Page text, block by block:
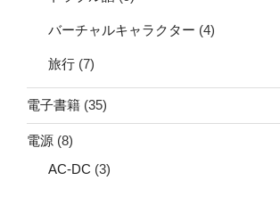
バーチャルキャラクター (4)
旅行 (7)
電子書籍 (35)
電源 (8)
AC-DC (3)